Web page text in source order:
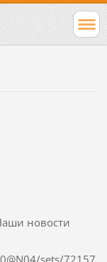
новости
sets/72157